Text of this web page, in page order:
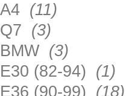
A4 (11)
Q7 (3)
BMW (3)
E30 (82-94) (1)
E36 (90-99) (18)